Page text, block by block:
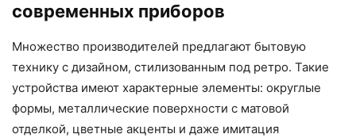
современных приборов
Множество производителей предлагают бытовую
технику с дизайном, стилизованным под ретро. Такие
устройства имеют характерные элементы: округлые
формы, металлические поверхности с матовой
отделкой, цветные акценты и даже имитация